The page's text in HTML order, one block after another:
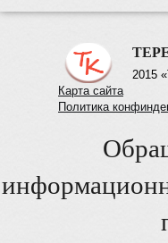
2015
Карта сайта
Политика